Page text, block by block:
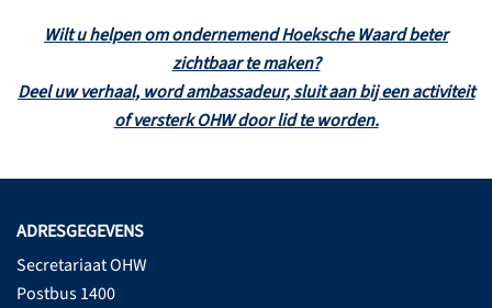
Wilt u helpen om ondernemend Hoeksche Waard beter
zichtbaar te maken?
Deel uw verhaal, word ambassadeur, sluit aan bij een activiteit
of versterk OHW door lid te worden.
ADRESGEGEVENS
Secretariaat OHW
Postbus 1400